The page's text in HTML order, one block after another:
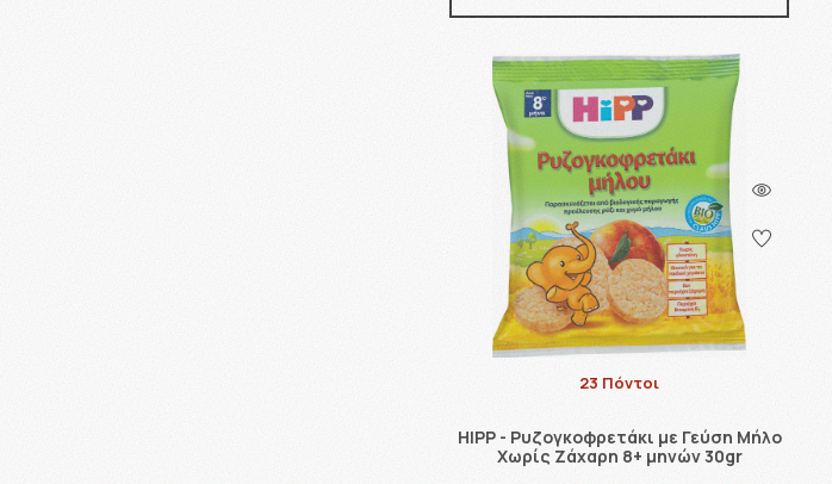
23 Πόντοι
HIPP - Ρυζογκοφρετάκι με Γεύση Μήλο
Χωρίς Ζάχαρη 8+ μηνών 30gr